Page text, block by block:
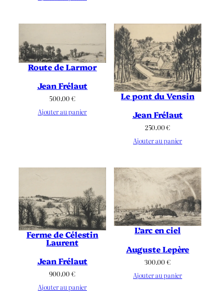
Route de Larmor
Jean Frélaut
500.00€
Ajouter au panier
Le pont du Vensin
Jean Frélaut
250.00€
Ajouter au panier
Ferme de Célestin
Laurent
Jean Frélaut
900.00€
Ajouter au panier
L’arc en ciel
Auguste Lepère
300.00€
Ajouter au panier